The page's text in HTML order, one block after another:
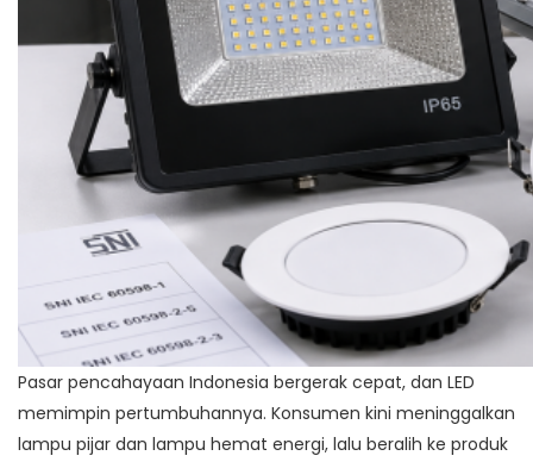
Pasar pencahayaan Indonesia bergerak cepat, dan LED
memimpin pertumbuhannya. Konsumen kini meninggalkan
lampu pijar dan lampu hemat energi, lalu beralih ke produk